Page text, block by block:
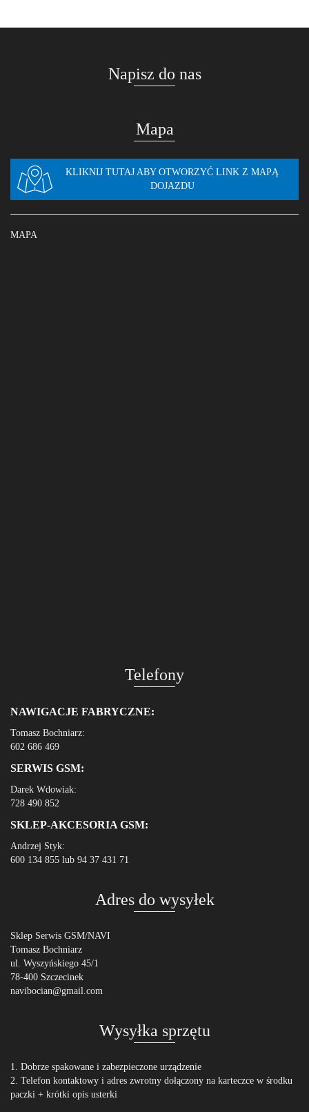
Napisz do nas
Mapa
KLIKNIJ TUTAJ ABY OTWORZYĆ LINK Z MAPĄ
DOJAZDU
MAPA
Telefony
NAWIGACJE FABRYCZNE:
Tomasz Bochniarz:
602 686 469
SERWIS GSM:
Darek Wdowiak:
728 490 852
SKLEP-AKCESORIA GSM:
Andrzej Styk:
600 134 855 lub 94 37 431 71
Adres do wysyłek
Sklep Serwis GSM/NAVI
Tomasz Bochniarz
ul. Wyszyńskiego 45/1
78-400 Szczecinek
navibocian@gmail.com
Wysyłka sprzętu
1. Dobrze spakowane i zabezpieczone urządzenie
2. Telefon kontaktowy i adres zwrotny dołączony na karteczce w środku
paczki + krótki opis usterki